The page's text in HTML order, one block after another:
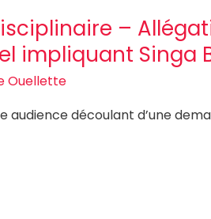
–
impliquant Singa
Ouellette
audience découlant d’une